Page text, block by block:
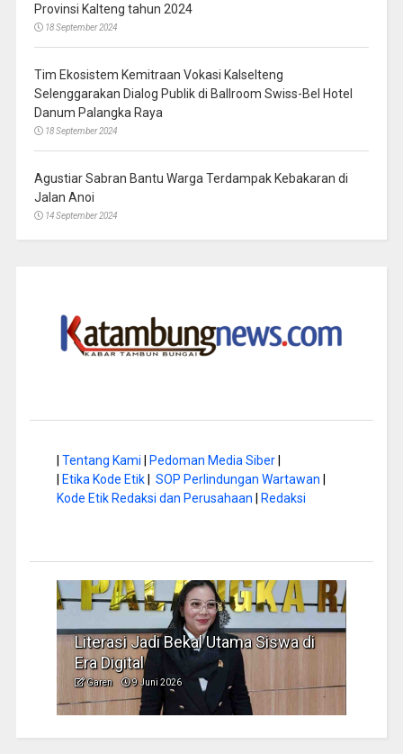
Provinsi Kalteng tahun 2024
18 September 2024
Tim Ekosistem Kemitraan Vokasi Kalselteng
Selenggarakan Dialog Publik di Ballroom Swiss-Bel Hotel
Danum Palangka Raya
18 September 2024
Agustiar Sabran Bantu Warga Terdampak Kebakaran di
Jalan Anoi
14 September 2024
| Tentang Kami | Pedoman Media Siber|
| Etika Kode Etik| SOP Perlindungan Wartawan |
Kode Etik Redaksi dan Perusahaan | Redaksi
Hap Baperdu: Infrastruktur Harus
Jadi Perhatian Pemko
Garen 8 Juni 2026